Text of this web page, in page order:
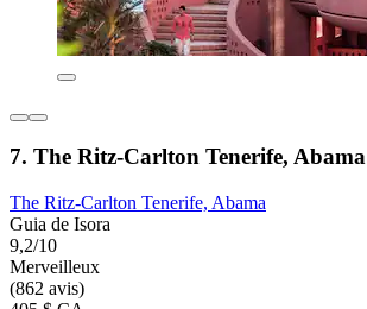
7. The Ritz-Carlton Tenerife, Abama
The Ritz-Carlton Tenerife, Abama
Guia de Isora
9,2/10
Merveilleux
(862 avis)